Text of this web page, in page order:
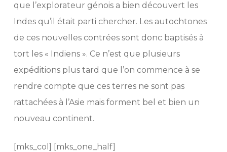
que l’explorateur génois a bien découvert les
Indes qu’il était parti chercher. Les autochtones
de ces nouvelles contrées sont donc baptisés à
tort les « Indiens ». Ce n’est que plusieurs
expéditions plus tard que l’on commence à se
rendre compte que ces terres ne sont pas
rattachées à l’Asie mais forment bel et bien un
nouveau continent.
[mks_col] [mks_one_half]